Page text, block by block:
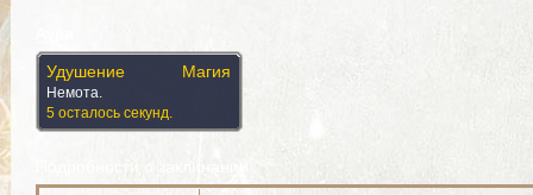
Удушение
Магия
Немота.
5 осталось секунд.